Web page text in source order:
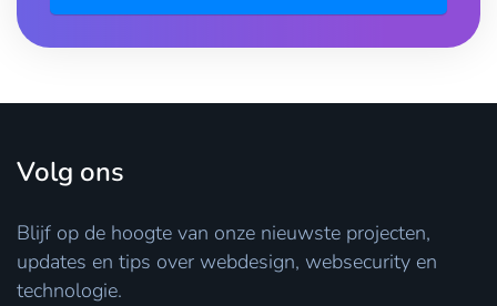
Volg ons
Blijf op de hoogte van onze nieuwste projecten,
updates en tips over webdesign, websecurity en
technologie.